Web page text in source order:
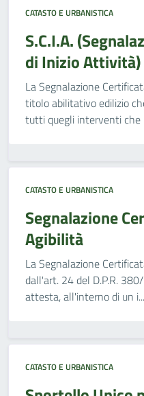
CATASTO E URBANISTICA
S.C.I.A.
di Inizio Attività)
La Segnalazione
titolo abilitativo edilizio
tutti quegli interventi che
CATASTO E URBANISTICA
Segnalazione
Agibilità
La Segnalazione
dall'art. 24 del D.P.R.
attesta, all'interno di un i...
CATASTO E URBANISTICA